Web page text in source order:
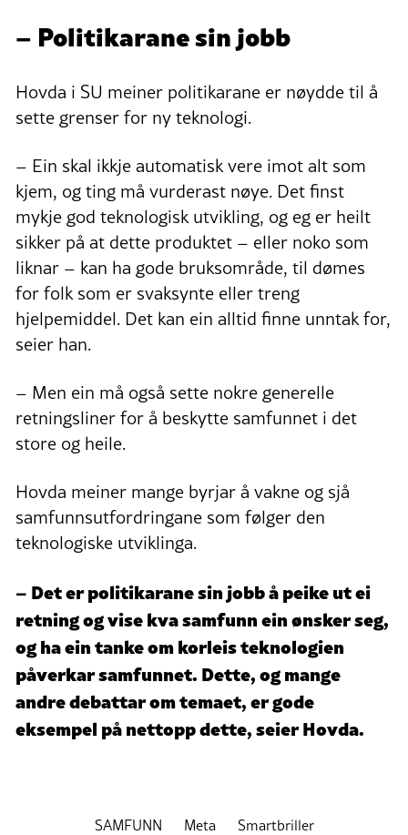
– Politikarane sin jobb
Hovda i SU meiner politikarane er nøydde til å
sette grenser for ny teknologi.
– Ein skal ikkje automatisk vere imot alt som
kjem, og ting må vurderast nøye. Det finst
mykje god teknologisk utvikling, og eg er heilt
sikker på at dette produktet – eller noko som
liknar – kan ha gode bruksområde, til dømes
for folk som er svaksynte eller treng
hjelpemiddel. Det kan ein alltid finne unntak for,
seier han.
– Men ein må også sette nokre generelle
retningsliner for å beskytte samfunnet i det
store og heile.
Hovda meiner mange byrjar å vakne og sjå
samfunnsutfordringane som følger den
teknologiske utviklinga.
– Det er politikarane sin jobb å peike ut ei
retning og vise kva samfunn ein ønsker seg,
og ha ein tanke om korleis teknologien
påverkar samfunnet. Dette, og mange
andre debattar om temaet, er gode
eksempel på nettopp dette, seier Hovda.
SAMFUNN Meta Smartbriller